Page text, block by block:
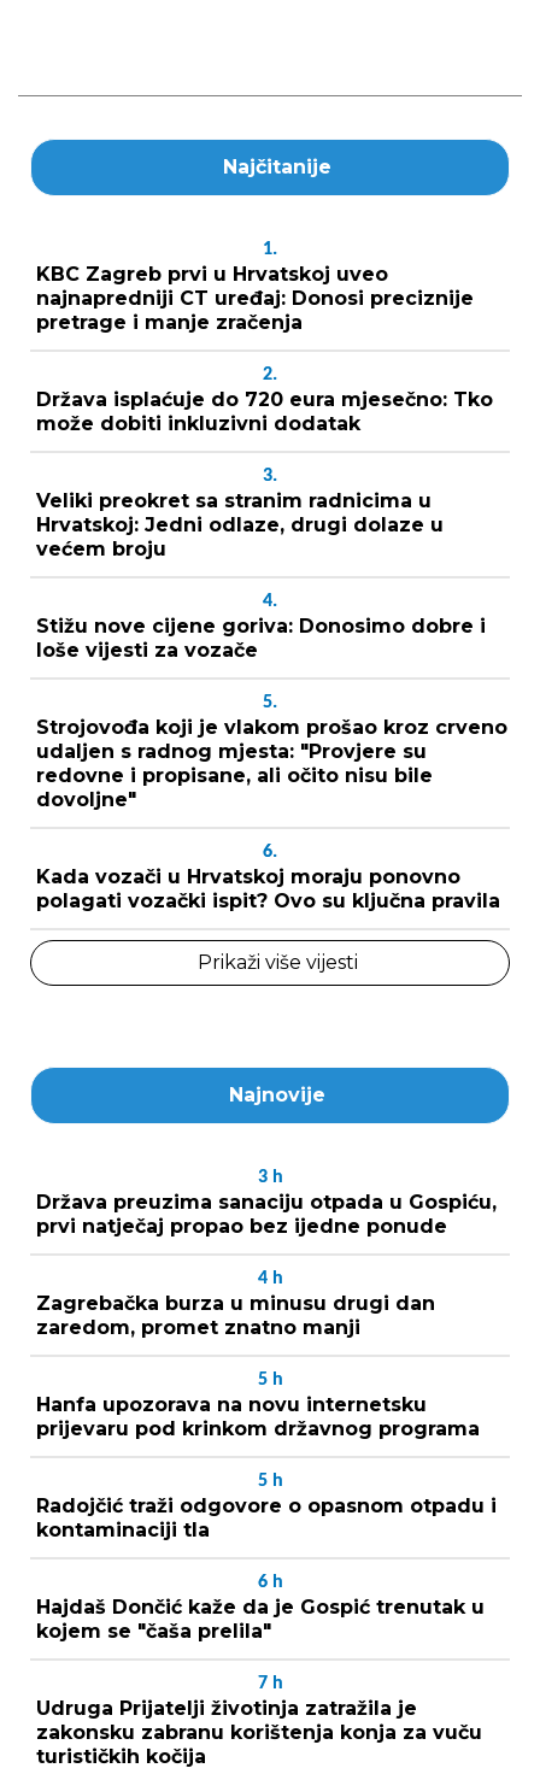
Najčitanije
1.
KBC Zagreb prvi u Hrvatskoj uveo
najnapredniji CT uređaj: Donosi preciznije
pretrage i manje zračenja
2.
Država isplaćuje do 720 eura mjesečno: Tko
može dobiti inkluzivni dodatak
3.
Veliki preokret sa stranim radnicima u
Hrvatskoj: Jedni odlaze, drugi dolaze u
većem broju
4.
Stižu nove cijene goriva: Donosimo dobre i
loše vijesti za vozače
5.
Strojovođa koji je vlakom prošao kroz crveno
udaljen s radnog mjesta: "Provjere su
redovne i propisane, ali očito nisu bile
dovoljne"
6.
Kada vozači u Hrvatskoj moraju ponovno
polagati vozački ispit? Ovo su ključna pravila
Prikaži više vijesti
Najnovije
3 h
Država preuzima sanaciju otpada u Gospiću,
prvi natječaj propao bez ijedne ponude
4 h
Zagrebačka burza u minusu drugi dan
zaredom, promet znatno manji
5 h
Hanfa upozorava na novu internetsku
prijevaru pod krinkom državnog programa
5 h
Radojčić traži odgovore o opasnom otpadu i
kontaminaciji tla
6 h
Hajdaš Dončić kaže da je Gospić trenutak u
kojem se "čaša prelila"
7 h
Udruga Prijatelji životinja zatražila je
zakonsku zabranu korištenja konja za vuču
turističkih kočija